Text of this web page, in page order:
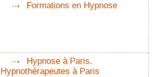
Formations en Hypnose
Hypnose à Paris.
Hypnothérapeutes à Paris